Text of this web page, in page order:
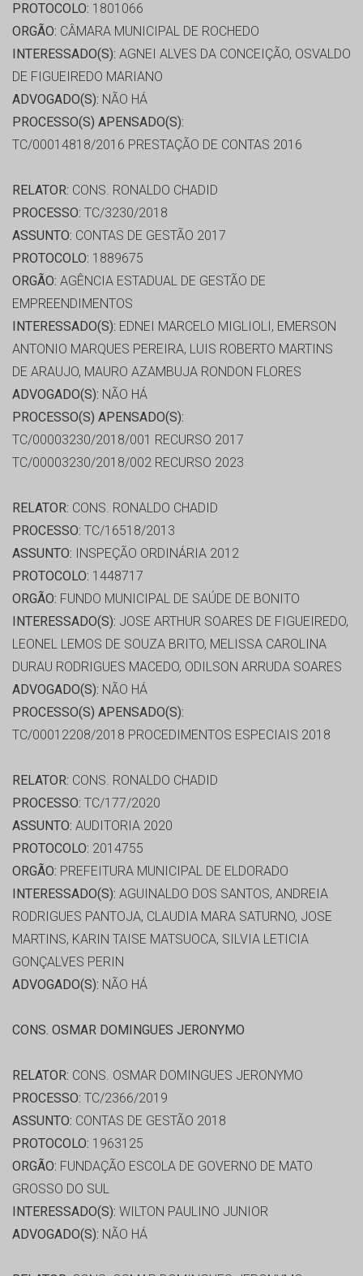
PROTOCOLO: 1801066
ORGÃO: CÂMARA MUNICIPAL DE ROCHEDO
INTERESSADO(S): AGNEI ALVES DA CONCEIÇÃO, OSVALDO
DE FIGUEIREDO MARIANO
ADVOGADO(S): NÃO HÁ
PROCESSO(S) APENSADO(S):
TC/00014818/2016 PRESTAÇÃO DE CONTAS 2016
RELATOR: CONS. RONALDO CHADID
PROCESSO: TC/3230/2018
ASSUNTO: CONTAS DE GESTÃO 2017
PROTOCOLO: 1889675
ORGÃO: AGÊNCIA ESTADUAL DE GESTÃO DE
EMPREENDIMENTOS
INTERESSADO(S): EDNEI MARCELO MIGLIOLI, EMERSON
ANTONIO MARQUES PEREIRA, LUIS ROBERTO MARTINS
DE ARAUJO, MAURO AZAMBUJA RONDON FLORES
ADVOGADO(S): NÃO HÁ
PROCESSO(S) APENSADO(S):
TC/00003230/2018/001 RECURSO 2017
TC/00003230/2018/002 RECURSO 2023
RELATOR: CONS. RONALDO CHADID
PROCESSO: TC/16518/2013
ASSUNTO: INSPEÇÃO ORDINÁRIA 2012
PROTOCOLO: 1448717
ORGÃO: FUNDO MUNICIPAL DE SAÚDE DE BONITO
INTERESSADO(S): JOSE ARTHUR SOARES DE FIGUEIREDO,
LEONEL LEMOS DE SOUZA BRITO, MELISSA CAROLINA
DURAU RODRIGUES MACEDO, ODILSON ARRUDA SOARES
ADVOGADO(S): NÃO HÁ
PROCESSO(S) APENSADO(S):
TC/00012208/2018 PROCEDIMENTOS ESPECIAIS 2018
RELATOR: CONS. RONALDO CHADID
PROCESSO: TC/177/2020
ASSUNTO: AUDITORIA 2020
PROTOCOLO: 2014755
ORGÃO: PREFEITURA MUNICIPAL DE ELDORADO
INTERESSADO(S): AGUINALDO DOS SANTOS, ANDREIA
RODRIGUES PANTOJA, CLAUDIA MARA SATURNO, JOSE
MARTINS, KARIN TAISE MATSUOCA, SILVIA LETICIA
GONÇALVES PERIN
ADVOGADO(S): NÃO HÁ
CONS. OSMAR DOMINGUES JERONYMO
RELATOR: CONS. OSMAR DOMINGUES JERONYMO
PROCESSO: TC/2366/2019
ASSUNTO: CONTAS DE GESTÃO 2018
PROTOCOLO: 1963125
ORGÃO: FUNDAÇÃO ESCOLA DE GOVERNO DE MATO
GROSSO DO SUL
INTERESSADO(S): WILTON PAULINO JUNIOR
ADVOGADO(S): NÃO HÁ